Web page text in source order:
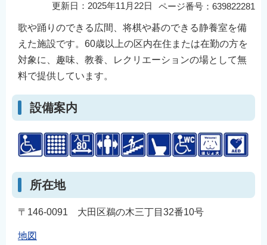
ページ番号：639822281
更新日：2025年11月22日
歌や踊りのできる広間、将棋や碁のできる静養室を備
えた施設です。60歳以上の区内在住または在勤の方を
対象に、趣味、教養、レクリエーションの場として無
料で提供しています。
設備案内
所在地
〒146-0091 大田区鵜の木三丁目32番10号
地図